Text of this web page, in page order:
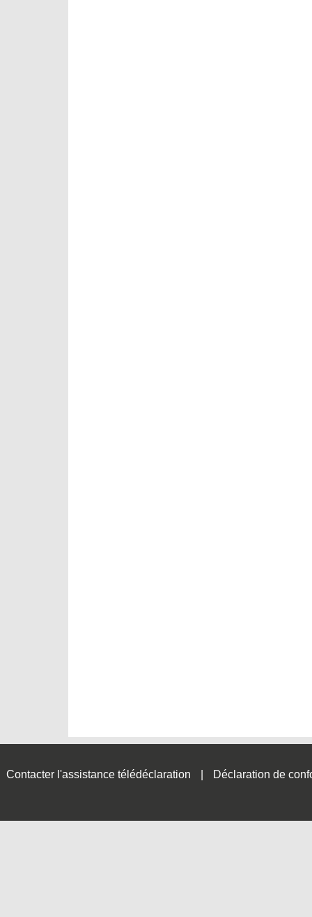
Contacter l'assistance télédéclaration Déclaration de